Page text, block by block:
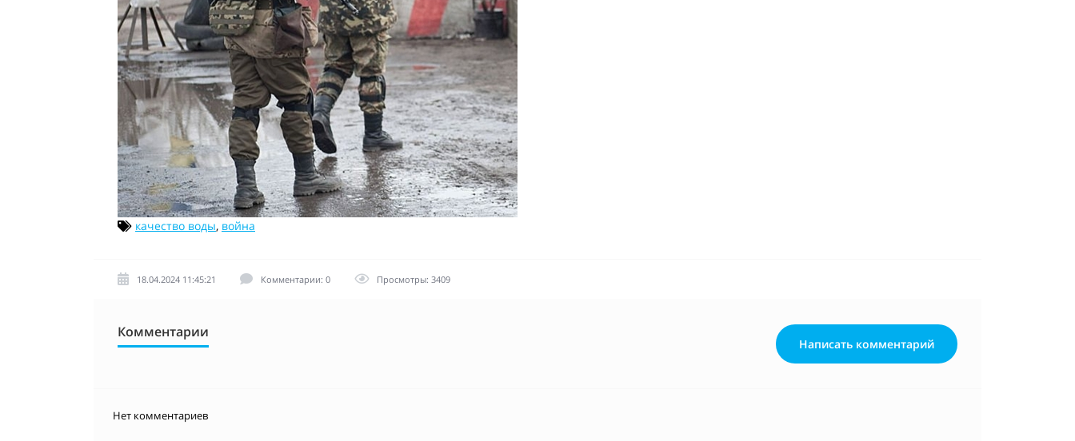
качество воды, война
18.04.2024 11:45:21 Комментарии: 0 Просмотры: 3409
Комментарии
Написать комментарий
Нет комментариев